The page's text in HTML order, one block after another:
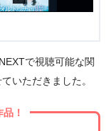
で視聴可能な関
いただきました。
！